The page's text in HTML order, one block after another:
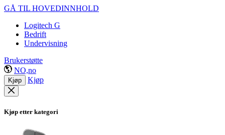
GÅ TIL HOVEDINNHOLD
Logitech G
Bedrift
Undervisning
Brukerstøtte
NO,no
Kjøp Kjøp
Kjøp etter kategori